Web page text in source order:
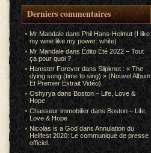
Derniers commentaires
Mr Mandaledans Phil Hans-Helmut (I like
my wine like my power: white)
Mr MandaledansÉdito Été 2022 – Tout
ça pour quoi ?
Hamster Forever dans Slipknot : « The
dying song (time to sing) » (Nouvel Album
Et Premier Extrait Vidéo)
Oshyrya dans Boston – Life, Love &
Hope
Chasseur immobilier dans Boston – Life,
Love & Hope
Nicolas is a GoddansAnnulation du
Hellfest 2020: Le communiqué de presse
officiel.